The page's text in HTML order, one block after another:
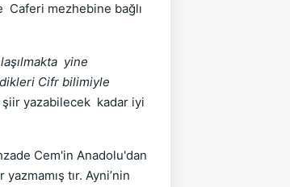
Caferi mezhebine bağlı
yine
Cifr bilimiyle
şiir yazabilecek kadar iyi
Cem'in Ana­dolu'dan
tır. Ayni’nin